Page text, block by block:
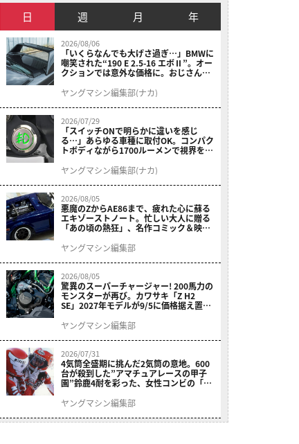
日 週 月 年
2026/08/06
「いくらなんでも大げさ過ぎ…」BMWに
嘲笑された“190 E 2.5-16 エボⅡ”。オー
クションでは意外な価格に。おじさん達
ヤングマシン編集部(ナカ)
2026/07/29
「スイッチONで明らかに違いを感じ
る…」あらゆる車種に取付OK。コンパク
トボディながら1700ルーメンで視界を確
ニット プレシャスレイ スモール］
ヤングマシン編集部(ナカ)
2026/08/05
悪魔のZからAE86まで、疲れた心に蘇る
エキゾーストノート。忙しい大人に贈る
「あの頃の熱狂」、名作コミック＆映画
結！
ヤングマシン編集部
2026/08/05
驚異のスーパーチャージャー! 200馬力の
モンスターが再び。カワサキ「Z H2
SE」2027年モデルが9/5に価格据え置き
ヤングマシン編集部
2026/07/31
4気筒全盛期に挑んだ2気筒の意地。600
台が殺到した”アマチュアレースの甲子
園”鈴鹿4耐を彩った、女性コンビの「ス
ヤングマシン編集部